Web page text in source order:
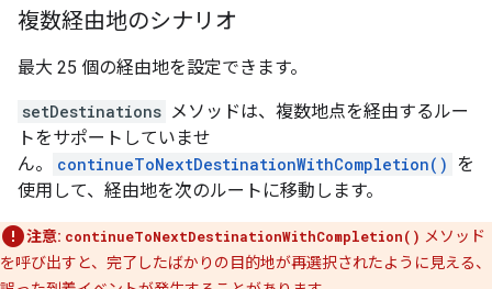
複数経由地のシナリオ
最大 25 個の経由地を設定できます。
setDestinations メソッドは、複数地点を経由するルー
トをサポートしていませ
ん。
continueToNextDestinationWithCompletion() を
使用して、経由地を次のルートに移動します。
注意: continueToNextDestinationWithCompletion() メソッド
を呼び出すと、完了したばかりの目的地が再選択されたように見える、